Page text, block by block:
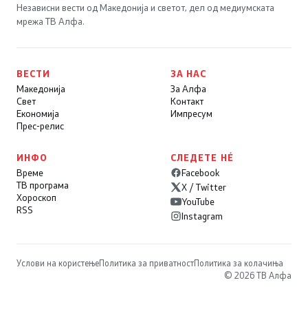
Независни вести од Македонија и светот, дел од медиумската
мрежа ТВ Алфа.
ВЕСТИ
Македонија
Свет
Економија
Прес-релис
ЗА НАС
За Алфа
Контакт
Импресум
ИНФО
Време
ТВ програма
Хороскоп
RSS
СЛЕДЕТЕ НÉ
Facebook
X / Twitter
YouTube
Instagram
Услови на користењеПолитика за приватностПолитика за колачиња
© 2026 ТВ Алфа